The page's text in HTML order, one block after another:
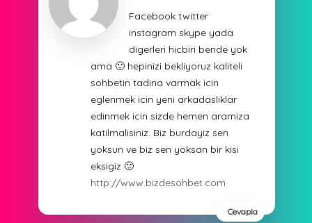
Facebook twitter
instagram skype yada
digerleri hicbiri bende yok
ama 🙂 hepinizi bekliyoruz kaliteli
sohbetin tadina varmak icin
eglenmek icin yeni arkadasliklar
edinmek icin sizde hemen aramiza
katilmalisiniz. Biz burdayiz sen
yoksun ve biz sen yoksan bir kisi
eksigiz 🙂
http://www.bizdesohbet.com
Cevapla